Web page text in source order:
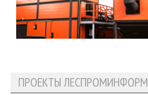
ПРОЕКТЫ ЛЕСПРОМИНФОРМ